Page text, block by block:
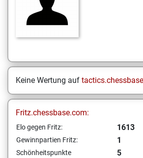
Keine Wertung auf
Fritz.chessbase.com:
Elo gegen Fritz: 1613
Gewinnpartien Fritz: 1
Schönheitspunkte
5